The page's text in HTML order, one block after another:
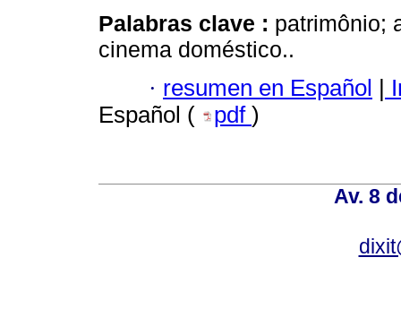
Palabras clave : patrimônio;
cinema doméstico..
· resumen en Español |
Español (
pdf )
Av. 8